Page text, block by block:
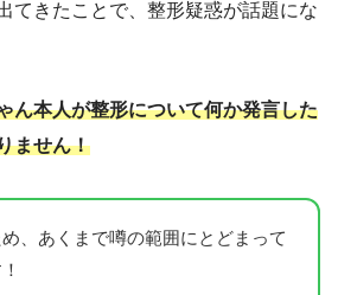
てきたことで、整形疑惑が話題にな
ん本人が整形について何か発言した
ません！
、あくまで噂の範囲にとどまって